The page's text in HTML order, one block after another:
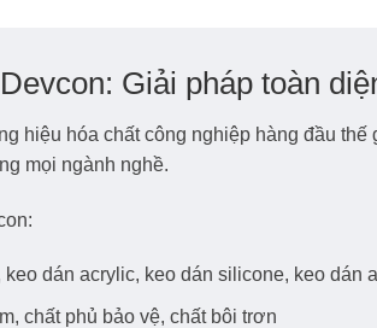
Giải pháp toàn
hiệu hóa chất công nghiệp hàng đầu
mọi ngành nghề.
keo dán acrylic, keo dán silicone, keo dán
chất phủ bảo vệ, chất bôi trơn